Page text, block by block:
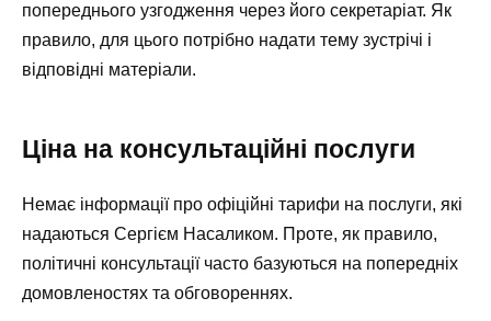
попереднього узгодження через його секретаріат. Як
правило, для цього потрібно надати тему зустрічі і
відповідні матеріали.
Ціна на консультаційні послуги
Немає інформації про офіційні тарифи на послуги, які
надаються Сергієм Насаликом. Проте, як правило,
політичні консультації часто базуються на попередніх
домовленостях та обговореннях.